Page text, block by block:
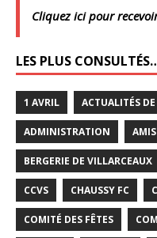
Cliquez ici pour
LES PLUS
1 AVRIL ACTUALITÉS
ADMINISTRATION
BERGERIE DE VILLARCEAUX
CCVS CHAUSSY FC
COMITÉ DES FÊTES